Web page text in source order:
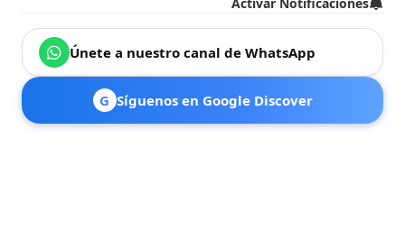
Únete a nuestro canal de WhatsApp
G Síguenos en Google Discover